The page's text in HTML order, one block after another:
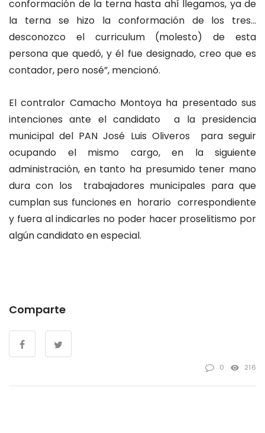
conformación de la terna hasta ahí llegamos, ya de
la terna se hizo la conformación de los tres…
desconozco el curriculum (molesto) de esta
persona que quedó, y él fue designado, creo que es
contador, pero nosé”, mencionó.
El contralor Camacho Montoya ha presentado sus
intenciones ante el candidato a la presidencia
municipal del PAN José Luis Oliveros para seguir
ocupando el mismo cargo, en la siguiente
administración, en tanto ha presumido tener mano
dura con los trabajadores municipales para que
cumplan sus funciones en horario correspondiente
y fuera al indicarles no poder hacer proselitismo por
algún candidato en especial.
Comparte
0 216